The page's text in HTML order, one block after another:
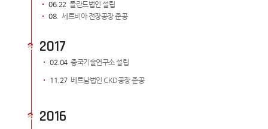
06.22 폴란드법인 설립
08. 세르비아 전장공장 준공
2017
02.04 중국기술연구소 설립
11.27 베트남법인 CKD공장 준공
2016